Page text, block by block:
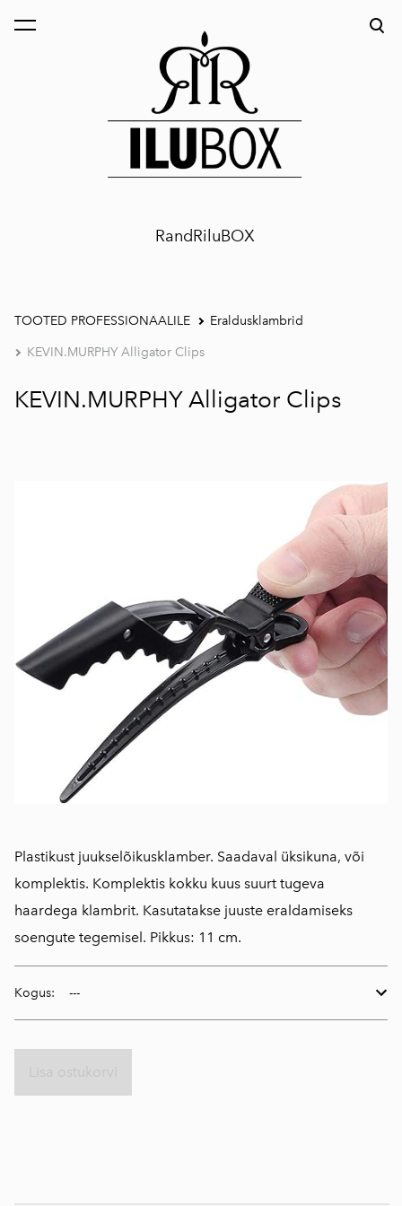
RandRiluBOX
lisati ostukorvi. Vaata ostukorvi
TOOTED PROFESSIONAALILE Eraldusklambrid
KEVIN.MURPHY Alligator Clips
KEVIN.MURPHY Alligator Clips
Plastikust juukselõikusklamber. Saadaval üksikuna, või
komplektis. Komplektis kokku kuus suurt tugeva
haardega klambrit. Kasutatakse juuste eraldamiseks
soengute tegemisel. Pikkus: 11 cm.
Kogus: